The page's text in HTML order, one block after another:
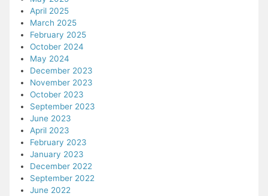
April 2025
March 2025
February 2025
October 2024
May 2024
December 2023
November 2023
October 2023
September 2023
June 2023
April 2023
February 2023
January 2023
December 2022
September 2022
June 2022